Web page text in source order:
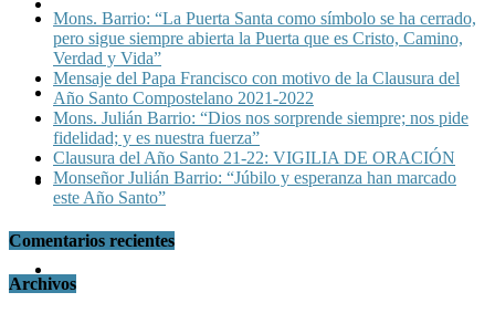
Materiales
Contacto
Idiomas
Mons. Barrio: “La Puerta Santa como símbolo se ha cerrado,
pero sigue siempre abierta la Puerta que es Cristo, Camino,
Verdad y Vida”
Mensaje del Papa Francisco con motivo de la Clausura del
Año Santo Compostelano 2021-2022
Mons. Julián Barrio: “Dios nos sorprende siempre; nos pide
fidelidad; y es nuestra fuerza”
Clausura del Año Santo 21-22: VIGILIA DE ORACIÓN
Monseñor Julián Barrio: “Júbilo y esperanza han marcado
este Año Santo”
Comentarios recientes
Archivos